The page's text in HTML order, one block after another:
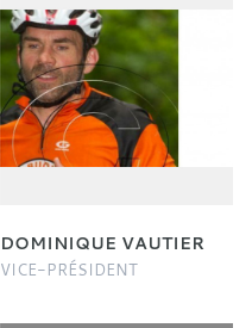
DOMINIQUE VAUTIER
VICE-PRÉSIDENT